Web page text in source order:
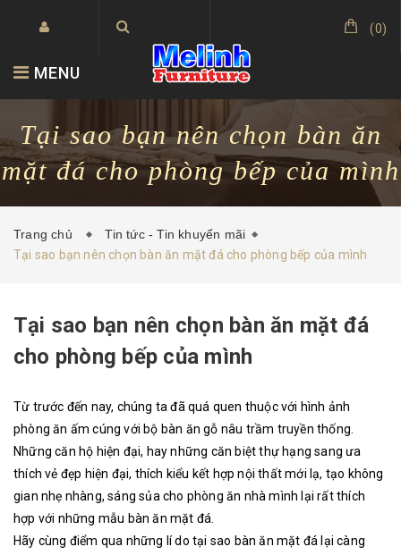
(0)
MENU
Tại sao bạn nên chọn bàn ăn
mặt đá cho phòng bếp của mình
Trang chủ
Tin tức - Tin khuyến mãi
Tại sao bạn nên chọn bàn ăn mặt đá cho phòng bếp của mình
Tại sao bạn nên chọn bàn ăn mặt đá
cho phòng bếp của mình
Từ trước đến nay, chúng ta đã quá quen thuộc với hình ảnh
phòng ăn ấm cúng với bộ bàn ăn gỗ nâu trầm truyền thống.
Những căn hộ hiện đại, hay những căn biệt thự hạng sang ưa
thích vẻ đẹp hiện đại, thích kiểu kết hợp nội thất mới lạ, tạo không
gian nhẹ nhàng, sáng sủa cho phòng ăn nhà mình lại rất thích
hợp với những mẫu bàn ăn mặt đá.
Hãy cùng điểm qua những lí do tại sao bàn ăn mặt đá lại càng